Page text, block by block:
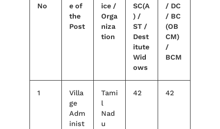
No
e of
the
Post
ice /
Orga
niza
tion
SC(A
) /
ST /
Dest
itute
Wid
ows
/ DC
/ BC
(OB
CM)
/
BCM
1
Villa
ge
Adm
inist
Tami
l
Nad
u
42 42